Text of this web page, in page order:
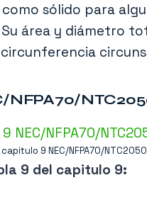
sólido para
área y diámetro
circunferencia
NFPA70/
9 NEC/NFPA70/NTC2050
9 del capitulo 9: